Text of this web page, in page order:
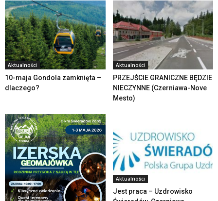
Aktualności
10-maja Gondola zamknięta –
dlaczego?
Aktualności
PRZEJŚCIE GRANICZNE BĘDZIE
NIECZYNNE (Czerniawa-Nove
Mesto)
Aktualności
Jest praca – Uzdrowisko